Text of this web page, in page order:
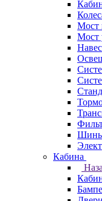
Мост
Мост
Кабина